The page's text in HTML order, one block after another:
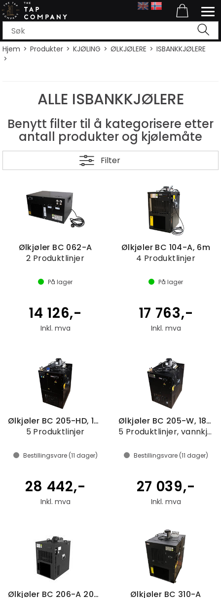
Hjem>Produkter>KJØLING>ØLKJØLERE>ISBANKKJØLERE
>
ALLE ISBANKKJØLERE
Benytt filter til å kategorisere etter
antall produkter og kjølemåte
Filter
Ølkjøler BC 062-A
2 Produktlinjer
På lager
14 126,-
Inkl. mva
Ølkjøler BC 104-A, 6m
4 Produktlinjer
På lager
17 763,-
Inkl. mva
Ølkjøler BC 205-HD, 18m
5 Produktlinjer
Bestillingsvare (11 dager)
28 442,-
Inkl. mva
Ølkjøler BC 205-W, 18m
5 Produktlinjer, vannkjølt
Bestillingsvare (11 dager)
27 039,-
Inkl. mva
Ølkjøler BC 206-A 2024, 6m
Ølkjøler BC 310-A